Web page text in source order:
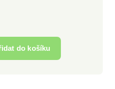
do košíku